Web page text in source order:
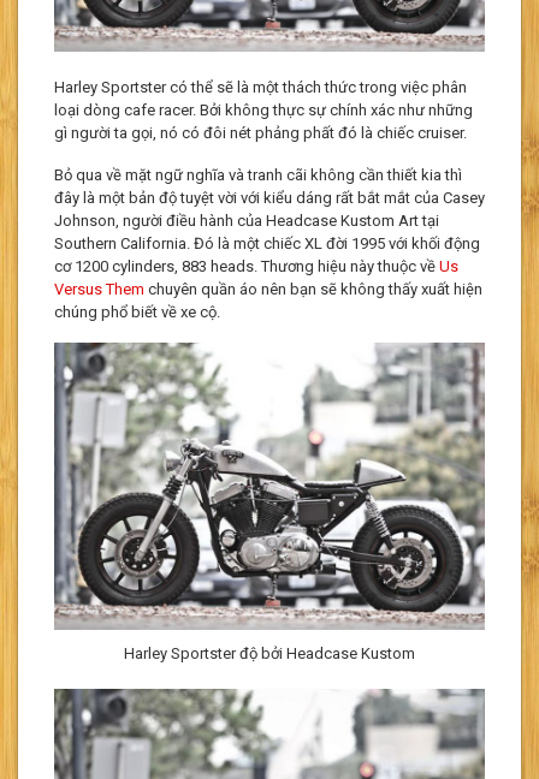
Harley Sportster có thể sẽ là một thách thức trong việc phân
loại dòng cafe racer. Bởi không thực sự chính xác như những
gì người ta gọi, nó có đôi nét phảng phất đó là chiếc cruiser.
Bỏ qua về mặt ngữ nghĩa và tranh cãi không cần thiết kia thì
đây là một bản độ tuyệt vời với kiểu dáng rất bắt mắt của Casey
Johnson, người điều hành của Headcase Kustom Art tại
Southern California. Đó là một chiếc XL đời 1995 với khối động
cơ 1200 cylinders, 883 heads. Thương hiệu này thuộc về Us
Versus Them chuyên quần áo nên bạn sẽ không thấy xuất hiện
chúng phổ biết về xe cộ.
Harley Sportster độ bởi Headcase Kustom